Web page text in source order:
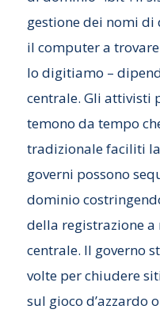
gestione dei nomi
il computer a
lo digitiamo –
centrale. Gli attivisti
temono da tempo
tradizionale faciliti
governi possono
dominio
della registrazione
centrale. Il governo
volte per chiudere
sul gioco d’azzardo